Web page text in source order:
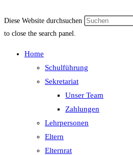
Diese Website durchsuchen
to close the search panel.
Home
Schulführung
Sekretariat
Unser Team
Zahlungen
Lehrpersonen
Eltern
Elternrat